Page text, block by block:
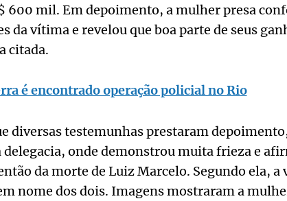
600 mil. Em depoimento, a mulher presa
da vítima e revelou que boa parte de seus
citada.
é encontrado operação policial no Rio
diversas testemunhas prestaram
delegacia, onde demonstrou muita frieza e
da morte de Luiz Marcelo. Segundo ela, a
nome dos dois. Imagens mostraram a